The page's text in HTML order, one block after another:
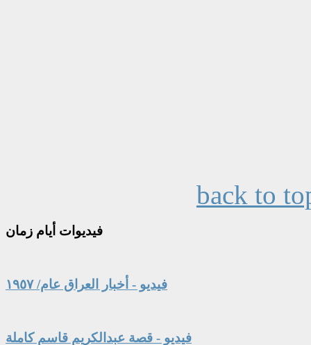
back to
فيديوات أيام زمان
فيديو - أخبار العراق عام/ ١٩٥٧
فيديو - قصة عبدالكريم قاسم كاملة